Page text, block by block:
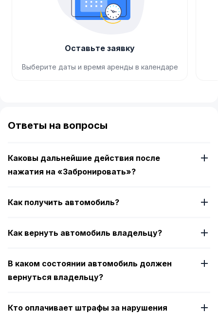
Оставьте заявку
Выберите даты и время аренды в календаре
of
4
Ответы на вопросы
Каковы дальнейшие действия после
нажатия на «Забронировать»?
Как получить автомобиль?
Как вернуть автомобиль владельцу?
В каком состоянии автомобиль должен
вернуться владельцу?
Кто оплачивает штрафы за нарушения